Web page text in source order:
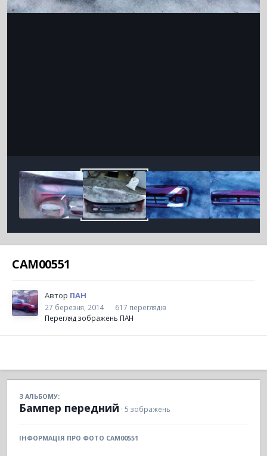
CAM00551
Автор ПАН
27 березня, 2014
617 переглядів
Перегляд зображень ПАН
З АЛЬБОМУ:
Бампер передний · 5 зображень
ІНФОРМАЦІЯ ПРО ФОТО CAM00551